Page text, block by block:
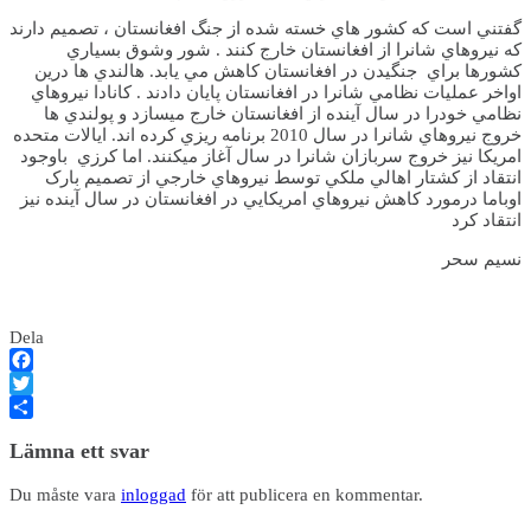
گفتني است که کشور هاي خسته شده از جنگ افغانستان ، تصميم دارند
که نيروهاي شانرا از افغانستان خارج کنند . شور وشوق بسياري
کشورها براي جنگيدن در افغانستان کاهش مي يابد. هالندي ها درين
اواخر عمليات نظامي شانرا در افغانستان پايان دادند . کانادا نيروهاي
نظامي خودرا در سال آينده از افغانستان خارج ميسازد و پولندي ها
خروج نيروهاي شانرا در سال 2010 برنامه ريزي کرده اند. ايالات متحده
امريکا نيز خروج سربازان شانرا در سال آغاز ميکنند. اما کرزي باوجود
انتقاد از کشتار اهالي ملکي توسط نيروهاي خارجي از تصميم بارک
اوباما درمورد کاهش نيروهاي امريکايي در افغانستان در سال آينده نيز
انتقاد کرد
نسيم سحر
Dela
Facebook
Twitter
Lämna ett svar
Du måste vara inloggad för att publicera en kommentar.